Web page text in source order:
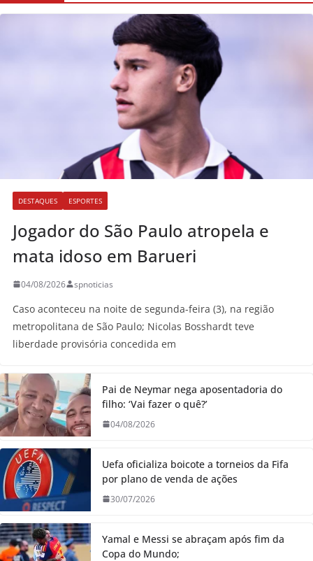
DESTAQUES ESPORTES
Jogador do São Paulo atropela e
mata idoso em Barueri
04/08/2026 spnoticias
Caso aconteceu na noite de segunda-feira (3), na região
metropolitana de São Paulo; Nicolas Bosshardt teve
liberdade provisória concedida em
Pai de Neymar nega aposentadoria do
filho: ‘Vai fazer o quê?’
04/08/2026
Uefa oficializa boicote a torneios da Fifa
por plano de venda de ações
30/07/2026
Yamal e Messi se abraçam após fim da
Copa do Mundo;